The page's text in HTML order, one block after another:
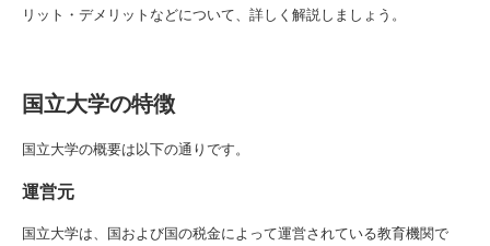
リット・デメリットなどについて、詳しく解説しましょう。
国立大学の特徴
国立大学の概要は以下の通りです。
運営元
国立大学は、国および国の税金によって運営されている教育機関で